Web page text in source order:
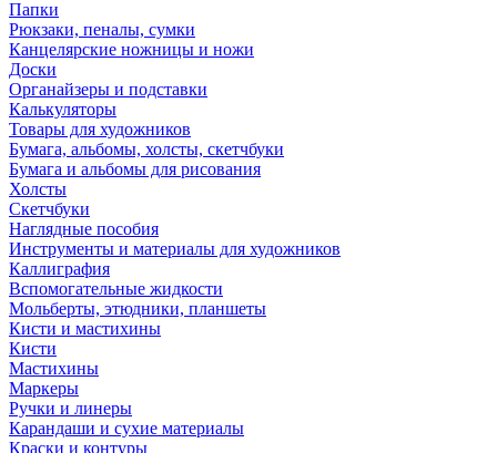
Папки
Рюкзаки, пеналы, сумки
Канцелярские ножницы и ножи
Доски
Органайзеры и подставки
Калькуляторы
Товары для художников
Бумага, альбомы, холсты, скетчбуки
Бумага и альбомы для рисования
Холсты
Скетчбуки
Наглядные пособия
Инструменты и материалы для художников
Каллиграфия
Вспомогательные жидкости
Мольберты, этюдники, планшеты
Кисти и мастихины
Кисти
Мастихины
Маркеры
Ручки и линеры
Карандаши и сухие материалы
Краски и контуры